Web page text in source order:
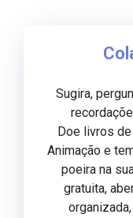
Sugira,
Doe livros
Animação e
poeira na
gratuita,